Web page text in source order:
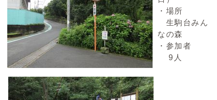
・場所
生駒台みん
なの森
・参加者
9人